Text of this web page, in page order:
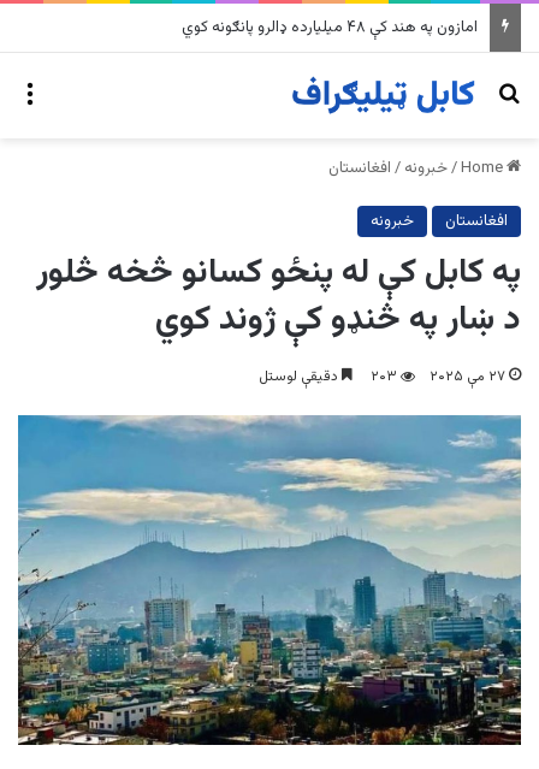
په وینزویلا کې زورورو زلزلو پراخ زیانونه اړولي
Search for
/خبرونه / افغانستان
افغانستان خبرونه
په کابل کې له پنځو کسانو څخه څلور
د ښار په څنډو کې ژوند کوي
۲۷ مې ۲۰۲۵ ۲۰۳ دقیقې لوستل